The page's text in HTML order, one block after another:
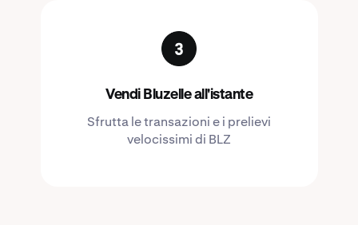
Vendi Bluzelle all'istante
Sfrutta le transazioni e i prelievi
velocissimi di BLZ